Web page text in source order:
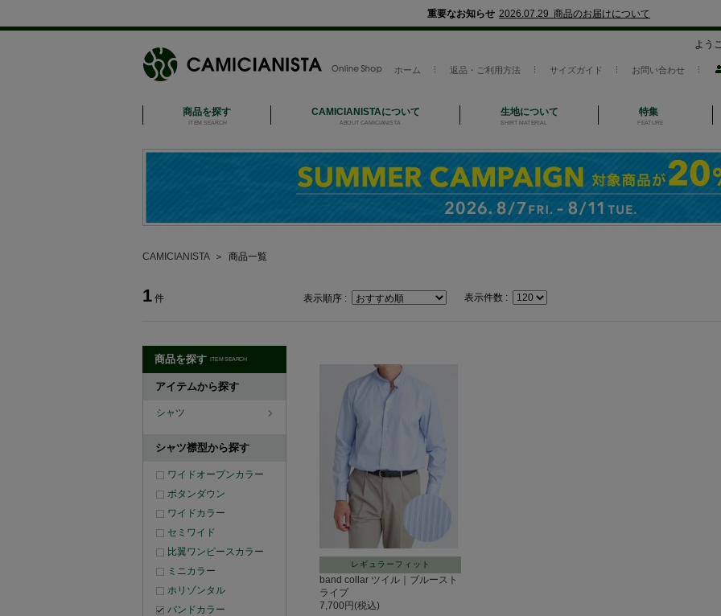
重要なお知らせ 2026.07.29 商品のお届けについて
よう
ホーム 返品・ご利用方法 サイズガイド お問い合わせ
商品を探す
ITEM SEARCH
CAMICIANISTAについて
ABOUT CAMICIANISTA
生地について
SHIRT MATERIAL
特集
FEATURE
CAMICIANISTA＞ 商品一覧
1 件 表示順序 : 表示件数 :
商品を探す ITEM SEARCH
アイテムから探す
シャツ
シャツ襟型から探す
ワイドオープンカラー
ボタンダウン
ワイドカラー
セミワイド
比翼ワンピースカラー
ミニカラー
ホリゾンタル
バンドカラー
レギュラーフィット
band collar ツイル｜ブルースト
ライプ
7,700円(税込)